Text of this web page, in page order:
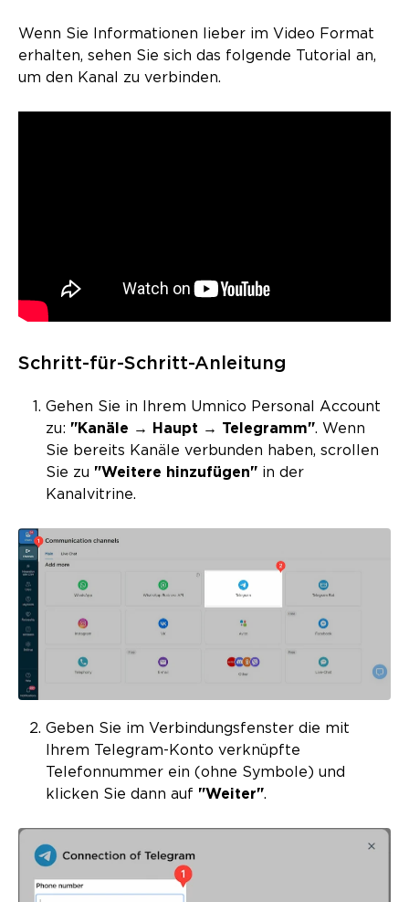
Wenn Sie Informationen lieber im Video Format
erhalten, sehen Sie sich das folgende Tutorial an,
um den Kanal zu verbinden.
Schritt-für-Schritt-Anleitung
Gehen Sie in Ihrem Umnico Personal Account
zu: "Kanäle → Haupt → Telegramm". Wenn
Sie bereits Kanäle verbunden haben, scrollen
Sie zu "Weitere hinzufügen" in der
Kanalvitrine.
Geben Sie im Verbindungsfenster die mit
Ihrem Telegram-Konto verknüpfte
Telefonnummer ein (ohne Symbole) und
klicken Sie dann auf "Weiter".